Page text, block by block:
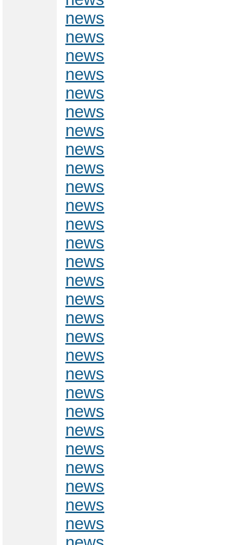
news
news
news
news
news
news
news
news
news
news
news
news
news
news
news
news
news
news
news
news
news
news
news
news
news
news
news
news